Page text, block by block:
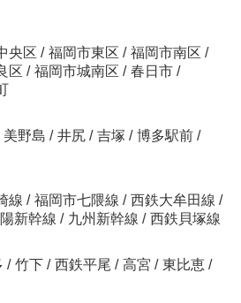
央区 / 福岡市東区 / 福岡市南区 /
区 / 福岡市城南区 / 春日市 /
美野島 / 井尻 / 吉塚 / 博多駅前 /
線 / 福岡市七隈線 / 西鉄大牟田線 /
新幹線 / 九州新幹線 / 西鉄貝塚線
/ 竹下 / 西鉄平尾 / 高宮 / 東比恵 /